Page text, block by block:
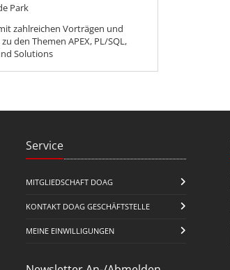
Park
zahlreichen Vorträgen und
den Themen APEX, PL/SQL,
Solutions
Service
MITGLIEDSCHAFT DOAG
KONTAKT DOAG GESCHÄFTSTELLE
MEINE EINWILLIGUNGEN